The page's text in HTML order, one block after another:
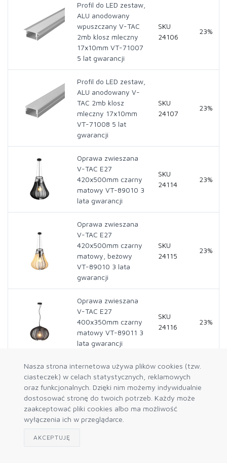
Nasza strona internetowa używa plików cookies (tzw.
ciasteczek) w celach statystycznych, reklamowych
oraz funkcjonalnych. Dzięki nim możemy indywidualnie
dostosować stronę do twoich potrzeb. Każdy może
zaakceptować pliki cookies albo ma możliwość
wyłączenia ich w przeglądarce.
AKCEPTUJĘ
Profil do LED zestaw,
ALU anodowany
wpuszczany V-TAC
2mb klosz mleczny
17x10mm VT-71007
5 lat gwarancji
SKU
24106
23%
Profil do LED zestaw,
ALU anodowany V-
TAC 2mb klosz
mleczny 17x10mm
VT-71008 5 lat
gwarancji
SKU
24107
23%
Oprawa zwieszana
V-TAC E27
420x500mm czarny
matowy VT-89010 3
lata gwarancji
SKU
24114
23%
Oprawa zwieszana
V-TAC E27
420x500mm czarny
matowy, beżowy
VT-89010 3 lata
gwarancji
SKU
24115
23%
Oprawa zwieszana
V-TAC E27
400x350mm czarny
matowy VT-89011 3
lata gwarancji
SKU
24116
23%
Oprawa zwieszana
V-TAC E27
400x350mm czarny
matowy, beżowy
VT-89011 3 lata
gwarancji
SKU
24117
23%